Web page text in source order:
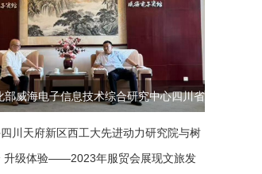
部威海电子信息技术综合研究中心四川省
联络处即将落地我院
川天府新区西工大先进动力研究院与树
空经济产教融合新模式
升级体验——2023年服贸会展现文旅发